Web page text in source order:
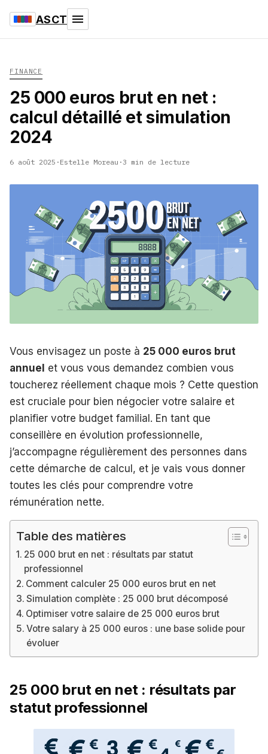
ASCT
FINANCE
25 000 euros brut en net :
calcul détaillé et simulation
2024
6 août 2025 · Estelle Moreau ·3 min de lecture
Vous envisagez un poste à 25 000 euros brut
annuel et vous vous demandez combien vous
toucherez réellement chaque mois ? Cette question
est cruciale pour bien négocier votre salaire et
planifier votre budget familial. En tant que
conseillère en évolution professionnelle,
j’accompagne régulièrement des personnes dans
cette démarche de calcul, et je vais vous donner
toutes les clés pour comprendre votre
rémunération nette.
Table des matières
25 000 brut en net : résultats par statut
professionnel
Comment calculer 25 000 euros brut en net
Simulation complète : 25 000 brut décomposé
Optimiser votre salaire de 25 000 euros brut
Votre salary à 25 000 euros : une base solide pour
évoluer
25 000 brut en net : résultats par
statut professionnel